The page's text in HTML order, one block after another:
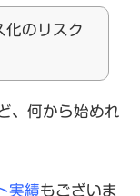
化のリスク
、何から始めれ
実績もございま